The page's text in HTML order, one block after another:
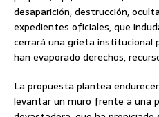
desaparición, destrucción,
expedientes oficiales, que
cerrará una grieta institucional
han evaporado derechos,
La propuesta plantea
levantar un muro frente a una